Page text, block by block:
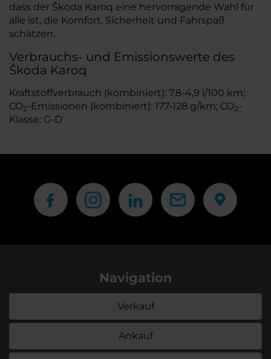
dass der Škoda Karoq eine hervorragende Wahl für
alle ist, die Komfort, Sicherheit und Fahrspaß
schätzen.
Verbrauchs- und Emissionswerte des
Škoda Karoq
Kraftstoffverbrauch (kombiniert): 7,8-4,9 l/100 km;
CO2-Emissionen (kombiniert): 177-128 g/km; CO2-
Klasse: G-D
Navigation
Verkauf
Ankauf